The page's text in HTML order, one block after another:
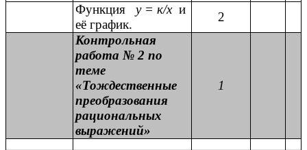
Функция у = к/х и
её график.
2
Контрольная
работа № 2 по
теме
«Тождественные
преобразования
рациональных
выражений»
1